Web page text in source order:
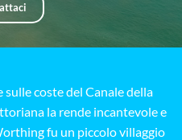
coste del Canale della
la rende incantevole e
fu un piccolo villaggio